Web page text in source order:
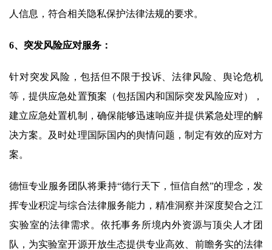
人信息，符合相关隐私保护法律法规的要求。
6、突发风险应对服务：
针对突发风险，包括但不限于投诉、法律风险、舆论危机
等，提供应急处置预案（包括国内和国际突发风险应对），
建立应急处置机制，确保能够迅速响应并提供紧急处理的解
决方案。及时处理国际国内的舆情问题，制定有效的应对方
案。
德恒专业服务团队将秉持“德行天下，恒信自然”的理念，发
挥专业积淀与综合法律服务能力，精准洞察并深度契合之江
实验室的法律需求。依托事务所境内外资源与顶尖人才团
队，为实验室开源开放生态提供专业高效、前瞻务实的法律